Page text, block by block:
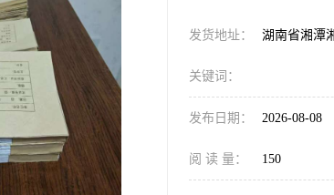
发货地址： 湖南省湘潭
关键词：
发布日期： 2026-08-08
阅 读 量： 150